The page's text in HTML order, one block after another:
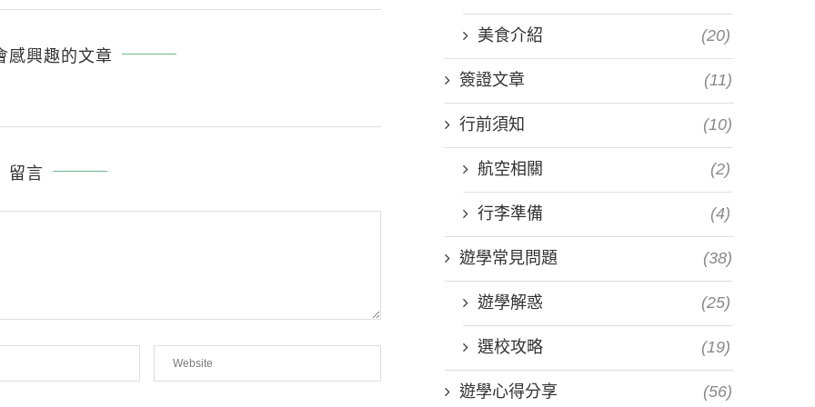
感興趣的文章
留言
美食介紹 (20)
簽證文章 (11)
行前須知 (10)
航空相關 (2)
行李準備 (4)
遊學常見問題 (38)
遊學解惑 (25)
選校攻略 (19)
遊學心得分享 (56)